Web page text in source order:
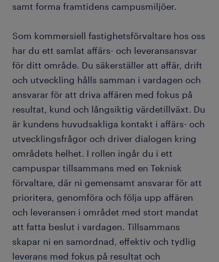
samt forma framtidens campusmiljöer.
Som kommersiell fastighetsförvaltare hos oss
har du ett samlat affärs- och leveransansvar
för ditt område. Du säkerställer att affär, drift
och utveckling hålls samman i vardagen och
ansvarar för att driva affären med fokus på
resultat, kund och långsiktig värdetillväxt. Du
är kundens huvudsakliga kontakt i affärs- och
utvecklingsfrågor och driver dialogen kring
områdets helhet. I rollen ingår du i ett
campuspar tillsammans med en Teknisk
förvaltare, där ni gemensamt ansvarar för att
prioritera, genomföra och följa upp affären
och leveransen i området med stort mandat
att fatta beslut i vardagen. Tillsammans
skapar ni en samordnad, effektiv och tydlig
leverans med fokus på resultat och